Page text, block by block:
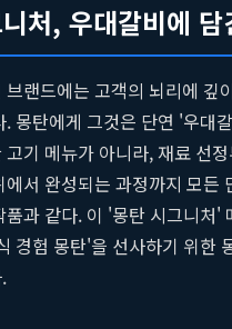
처, 우대갈비에 담
랜드에는 고객의 뇌리에 깊
몽탄에게 그것은 단연 '우대
고기 메뉴가 아니라, 재료 선
에서 완성되는 과정까지 모든
과 같다. 이 '몽탄 시그니처'
경험 몽탄'을 선사하기 위한